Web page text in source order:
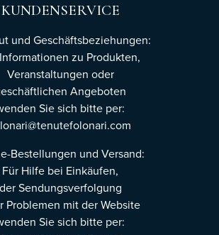
KUNDENSERVICE
und Geschäftsbeziehungen:
zu Produkten,
Veranstaltungen oder
Angeboten
Sie sich bitte per:
Bestellungen und Versand:
Für Hilfe bei Einkäufen,
der Sendungsverfolgung
Problemen mit der Website
Sie sich bitte per: